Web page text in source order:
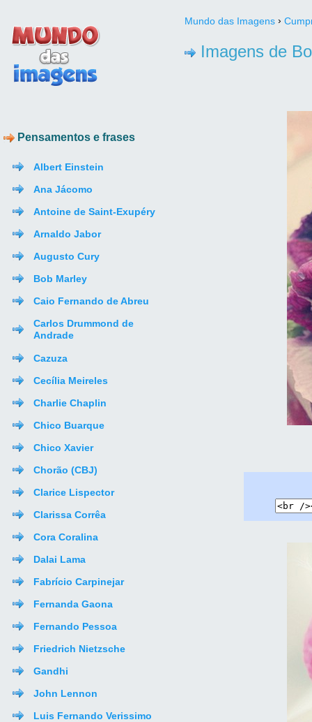
Pensamentos e frases
Albert Einstein
Ana Jácomo
Antoine de Saint-Exupéry
Arnaldo Jabor
Augusto Cury
Bob Marley
Caio Fernando de Abreu
Carlos Drummond de
Andrade
Cazuza
Cecília Meireles
Charlie Chaplin
Chico Buarque
Chico Xavier
Chorão (CBJ)
Clarice Lispector
Clarissa Corrêa
Cora Coralina
Dalai Lama
Fabrício Carpinejar
Fernanda Gaona
Fernando Pessoa
Friedrich Nietzsche
Gandhi
John Lennon
Luis Fernando Verissimo
Mundo das Imagens ›
Imagens de